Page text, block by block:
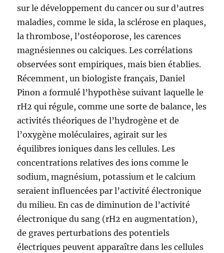
sur le développement du cancer ou sur d’autres
maladies, comme le sida, la sclérose en plaques,
la thrombose, l’ostéoporose, les carences
magnésiennes ou calciques. Les corrélations
observées sont empiriques, mais bien établies.
Récemment, un biologiste français, Daniel
Pinon a formulé l’hypothèse suivant laquelle le
rH2 qui régule, comme une sorte de balance, les
activités théoriques de l’hydrogène et de
l’oxygène moléculaires, agirait sur les
équilibres ioniques dans les cellules. Les
concentrations relatives des ions comme le
sodium, magnésium, potassium et le calcium
seraient influencées par l’activité électronique
du milieu. En cas de diminution de l’activité
électronique du sang (rH2 en augmentation),
de graves perturbations des potentiels
électriques peuvent apparaître dans les cellules